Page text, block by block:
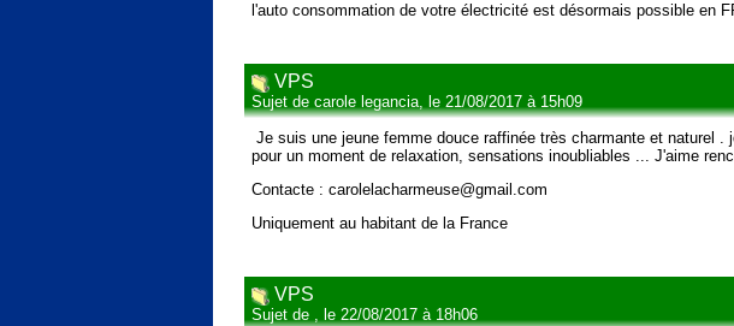
l'auto consommation de votre électricité est désormais possible en
VPS
Sujet de carole legancia, le 21/08/2017 à 15h09
Je suis une jeune femme douce raffinée très charmante et naturel
pour un moment de relaxation, sensations inoubliables ... J'aime
Contacte : carolelacharmeuse@gmail.com
Uniquement au habitant de la France
VPS
Sujet de , le 22/08/2017 à 18h06